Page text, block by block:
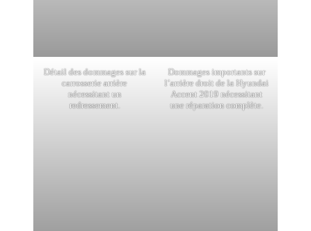
Détail des dommages sur la
carrosserie arrière
nécessitant un
redressement.
Dommages importants sur
l’arrière droit de la Hyundai
Accent 2019 nécessitant
une réparation complète.